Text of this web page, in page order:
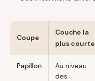
Coupe
Couche la
plus courte
Papillon
Au niveau
des